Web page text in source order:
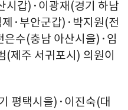
시갑)·이광재(경기 하남
·부안군갑)·박지원(전
수(충남 아산시을)·임
제주 서귀포시) 의원이
평택시을)·이진숙(대